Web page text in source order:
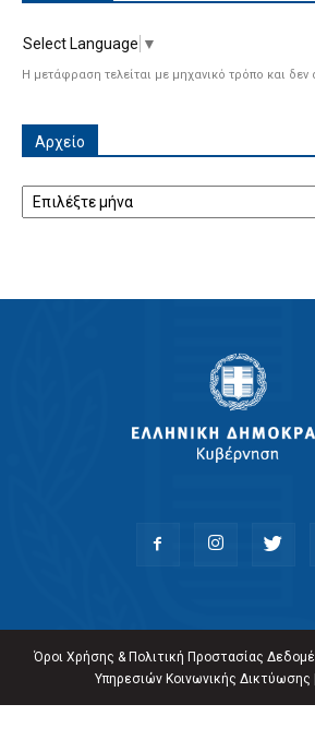
Select Language ▼
Η μετάφραση τελείται με μηχανικό τρόπο και δεν
Αρχείο
Αρχείο
Όροι Χρήσης & Πολιτική Προστασίας
Υπηρεσιών Κοινωνικής Δικτύωσης |